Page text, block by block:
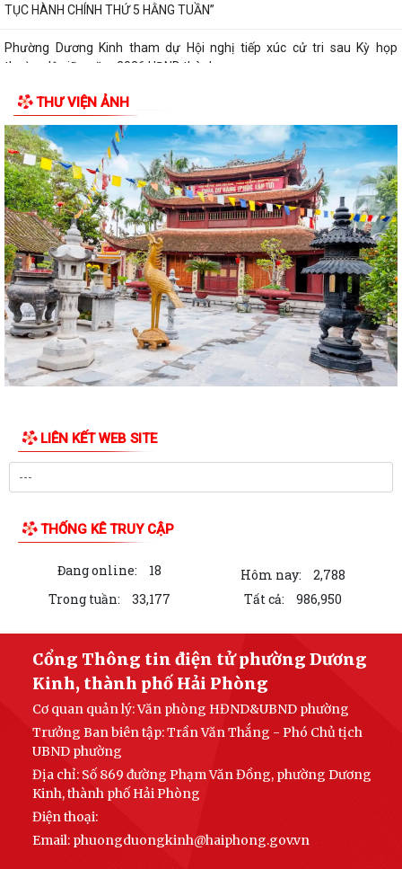
TỤC HÀNH CHÍNH THỨ 5 HẰNG TUẦN”
Phường Dương Kinh tham dự Hội nghị tiếp xúc cử tri sau Kỳ họp
thường lệ giữa năm 2026 HĐND thành...
THƯ VIỆN ẢNH
LIÊN KẾT WEB SITE
THỐNG KÊ TRUY CẬP
Đang online: 18 Hôm nay:
2,788
Trong tuần:
33,177 Tất cả: 986,950
Cổng Thông tin điện tử phường Dương
Kinh, thành phố Hải Phòng
Cơ quan quản lý:Văn phòng HĐND&UBND phường
Trưởng Ban biên tập:Trần Văn Thắng - Phó Chủ tịch
UBND phường
Địa chỉ: Số 869 đường Phạm Văn Đồng, phường Dương
Kinh, thành phố Hải Phòng
Điện thoại:
Email: phuongduongkinh@haiphong.gov.vn